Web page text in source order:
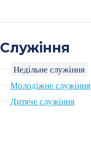
Служіння
Недільне служіння
Молодіжне служіння
Дитяче служіння